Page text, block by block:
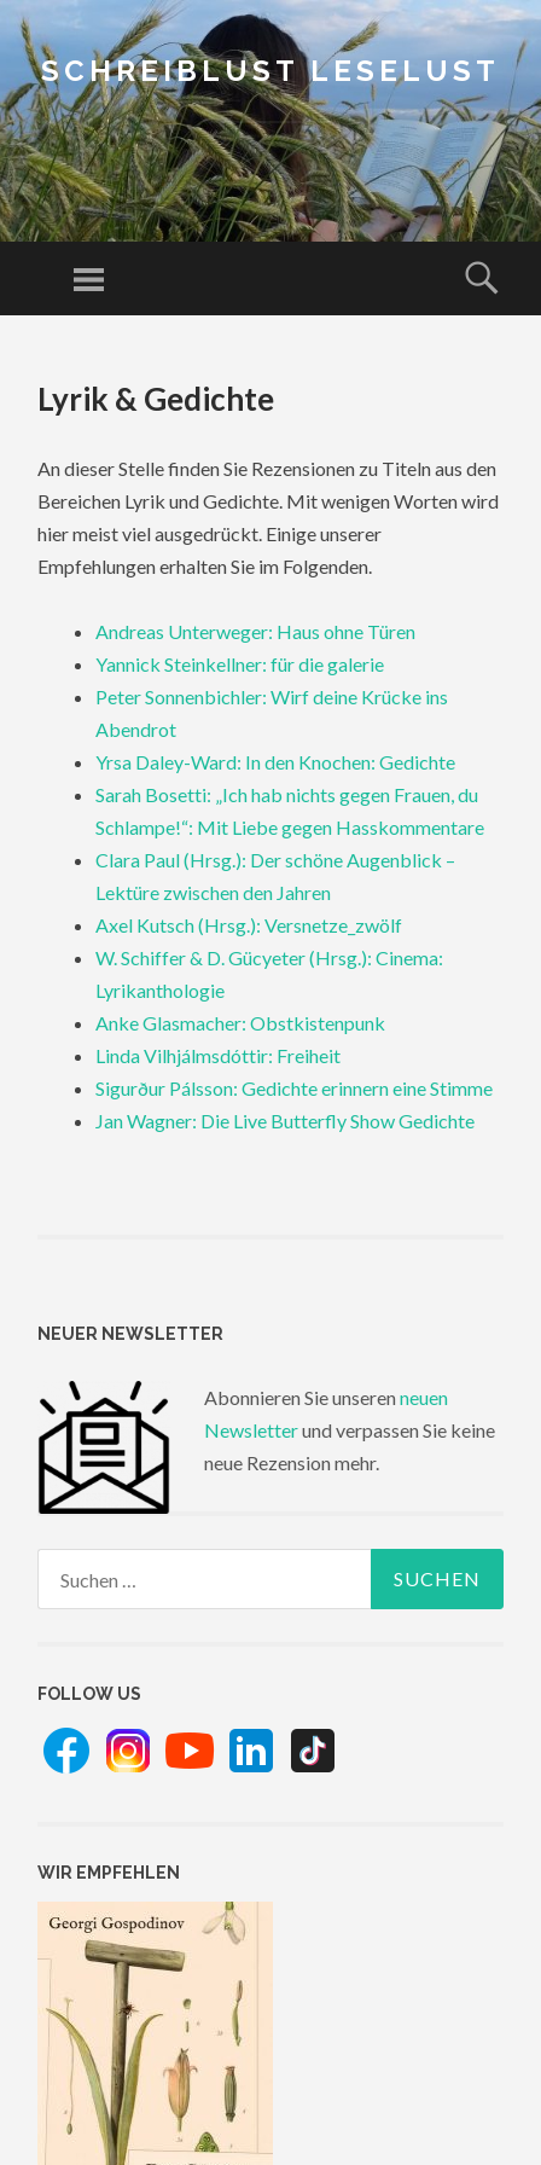
SCHREIBLUST LESELUST
Menu
CONTENTLyrik & Gedichte
An dieser Stelle finden Sie Rezensionen zu Titeln aus den
Bereichen Lyrik und Gedichte. Mit wenigen Worten wird
hier meist viel ausgedrückt. Einige unserer
Empfehlungen erhalten Sie im Folgenden.
Andreas Unterweger: Haus ohne Türen
Yannick Steinkellner: für die galerie
Peter Sonnenbichler: Wirf deine Krücke ins
Abendrot
Yrsa Daley-Ward: In den Knochen: Gedichte
Sarah Bosetti: „Ich hab nichts gegen Frauen, du
Schlampe!“: Mit Liebe gegen Hasskommentare
Clara Paul (Hrsg.): Der schöne Augenblick –
Lektüre zwischen den Jahren
Axel Kutsch (Hrsg.): Versnetze_zwölf
W. Schiffer & D. Gücyeter (Hrsg.): Cinema:
Lyrikanthologie
Anke Glasmacher: Obstkistenpunk
Linda Vilhjálmsdóttir: Freiheit
Sigurður Pálsson: Gedichte erinnern eine Stimme
Jan Wagner: Die Live Butterfly Show Gedichte
NEUER NEWSLETTER
Abonnieren Sie unseren neuen
Newsletterund verpassen Sie keine
neue Rezension mehr.
FOLLOW US
WIR EMPFEHLEN